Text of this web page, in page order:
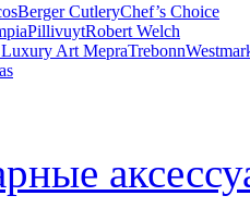
Berger CutleryChef’s Choice
PillivuytRobert Welch
Art MepraTrebonn